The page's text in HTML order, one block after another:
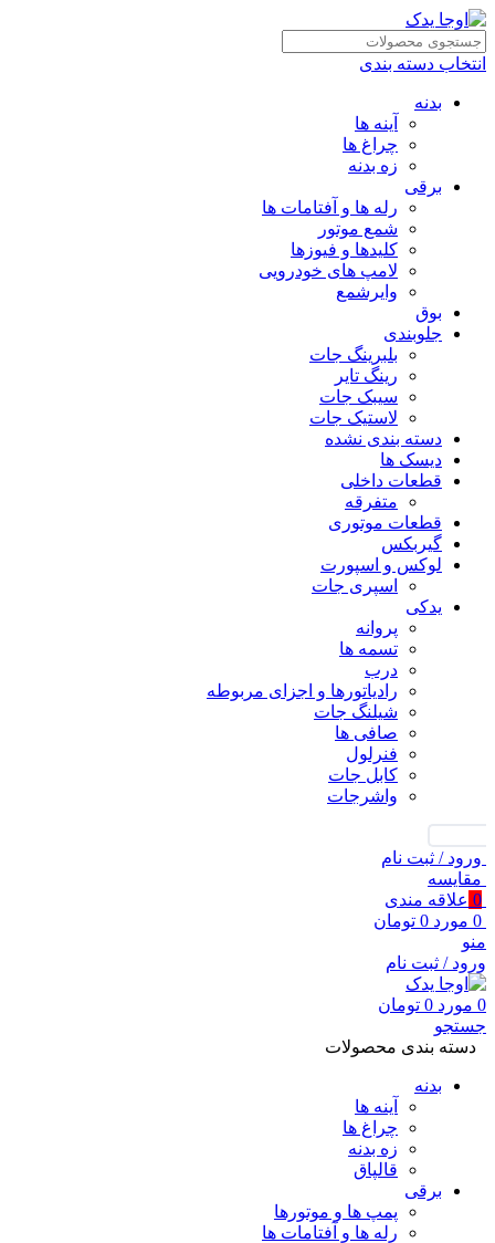
انتخاب دسته بندی
بدنه
آینه ها
چراغ ها
زه بدنه
برقی
رله ها و آفتامات ها
شمع موتور
کلیدها و فیوزها
لامپ های خودرویی
وایرشمع
بوق
جلوبندی
بلبرینگ جات
رینگ تایر
سیبک جات
لاستیک جات
دسته بندی نشده
دیسک ها
قطعات داخلی
متفرقه
قطعات موتوری
گیربکس
لوکس و اسپورت
اسپری جات
یدکی
پروانه
تسمه ها
درب
رادیاتورها و اجزای مربوطه
شیلنگ جات
صافی ها
فنرلول
کابل جات
واشرجات
ورود / ثبت نام
مقايسه
0 علاقه مندی
0 مورد 0 تومان
منو
ورود / ثبت نام
0 مورد 0 تومان
جستجو
دسته بندی محصولات
بدنه
آینه ها
چراغ ها
زه بدنه
قالپاق
برقی
پمپ ها و موتورها
رله ها و آفتامات ها